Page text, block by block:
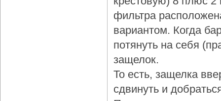
фильтра
вариантом. Когда
потянуть на себя
защелок.
То есть, защелка
сдвинуть и